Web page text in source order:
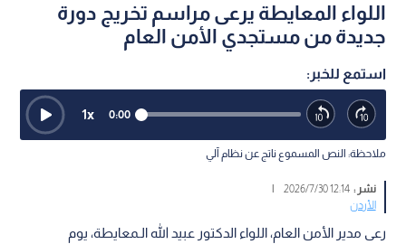
اللواء المعايطة يرعى مراسم تخريج دورة
جديدة من مستجدي الأمن العام
استمع للخبر:
0:00
1x
ملاحظة: النص المسموع ناتج عن نظام آلي
نشر :12:14 2026/7/30
|
الأردن
رعى مدير الأمن العام، اللواء الدكتور عبيد الله الـمعايطة، يوم